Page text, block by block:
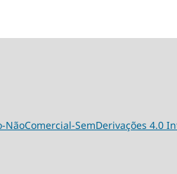
SemDerivações 4.0